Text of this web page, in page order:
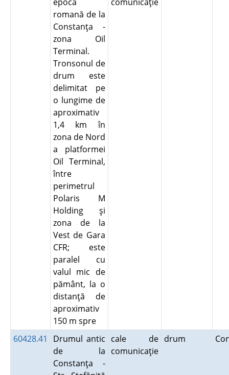
romană de la
Constanţa -
zona Oil
Terminal.
Tronsonul de
drum este
delimitat pe
o lungime de
aproximativ
1,4 km în
zona de Nord
a platformei
Oil Terminal,
între
perimetrul
Polaris M
Holding şi
zona de la
Vest de Gara
CFR; este
paralel cu
valul mic de
pământ, la o
distanţă de
aproximativ
150 m spre
60428.41
Drumul antic
de la
Constanţa -
cale de
comunicaţie
drum